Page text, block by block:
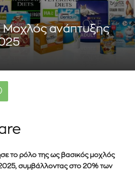
Μοχλός ανάπτυξης
το ρόλο της ως βασικός μοχλός
συμβάλλοντας στο 20% των